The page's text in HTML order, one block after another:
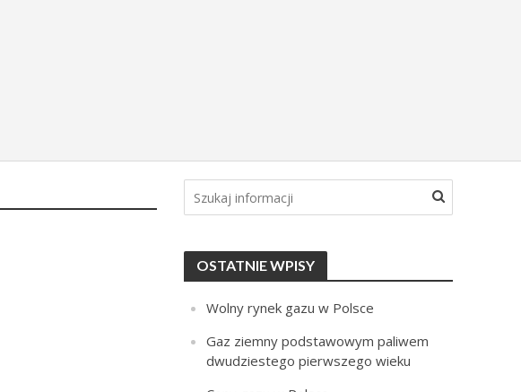
OSTATNIE WPISY
Wolny rynek gazu w Polsce
Gaz ziemny podstawowym paliwem
dwudziestego pierwszego wieku